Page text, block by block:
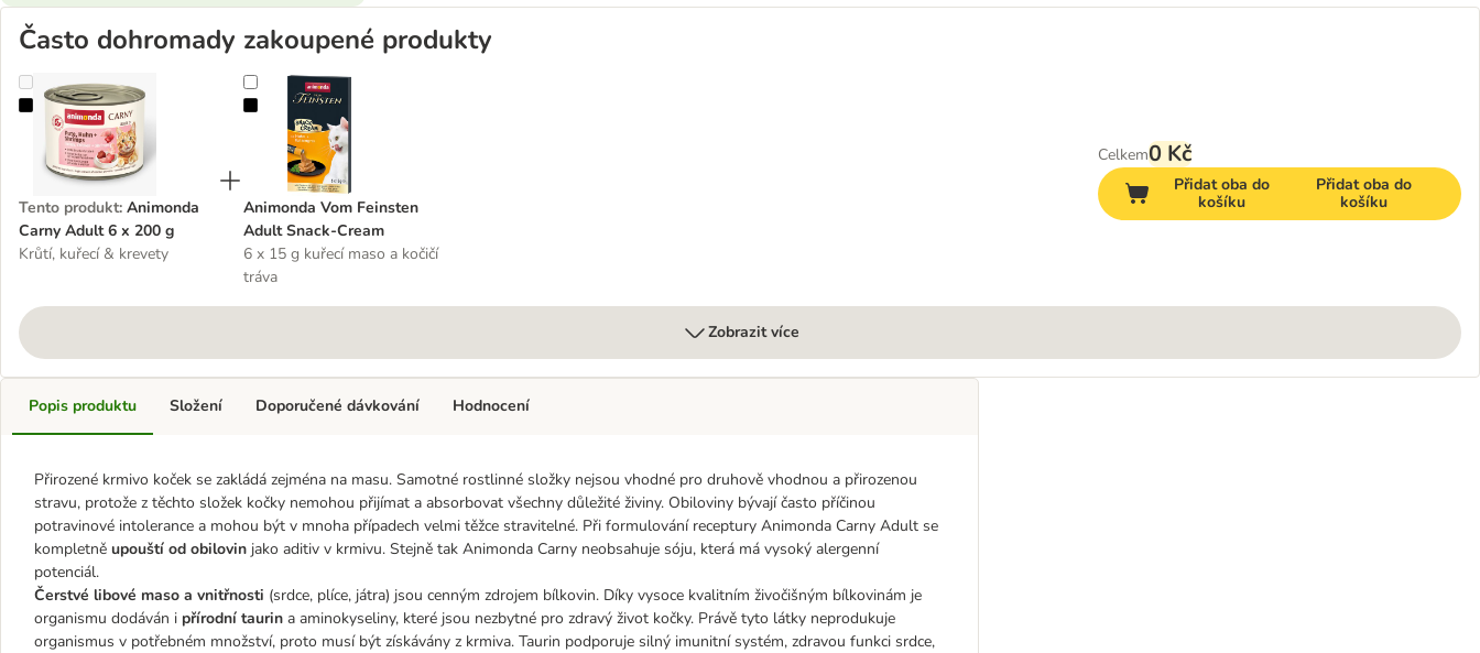
Často dohromady zakoupené produkty
Animonda Carny Adult 6 x 200 g
Tento produkt: Animonda
Carny Adult 6 x 200 g
Krůtí, kuřecí & krevety
Animonda Vom Feinsten Adult Snack-Cream
Animonda Vom Feinsten
Adult Snack-Cream
6 x 15 g kuřecí maso a kočičí
tráva
Celkem0 Kč
Přidat oba do
košíku
Přidat oba do
košíku
Zobrazit více
Popis produktu
Přirozené krmivo koček se zakládá zejména na masu. Samotné rostlinné složky nejsou vhodné pro druhově vhodnou a přirozenou
stravu, protože z těchto složek kočky nemohou přijímat a absorbovat všechny důležité živiny. Obiloviny bývají často příčinou
potravinové intolerance a mohou být v mnoha případech velmi těžce stravitelné. Při formulování receptury Animonda Carny Adult se
kompletně upouští od obilovin jako aditiv v krmivu. Stejně tak Animonda Carny neobsahuje sóju, která má vysoký alergenní
potenciál.
Čerstvé libové maso a vnitřnosti (srdce, plíce, játra) jsou cenným zdrojem bílkovin. Díky vysoce kvalitním živočišným bílkovinám je
organismu dodáván i přírodní taurin a aminokyseliny, které jsou nezbytné pro zdravý život kočky. Právě tyto látky neprodukuje
organismus v potřebném množství, proto musí být získávány z krmiva. Taurin podporuje silný imunitní systém, zdravou funkci srdce,
Složení Doporučené dávkování Hodnocení